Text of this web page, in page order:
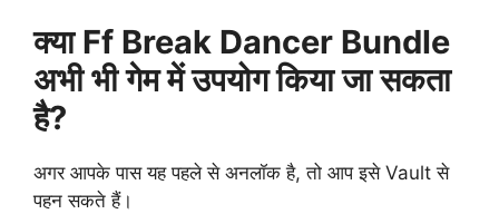
क्या Ff Break Dancer Bundle
अभी भी गेम में उपयोग किया जा सकता
है?
अगर आपके पास यह पहले से अनलॉक है, तो आप इसे Vault से
पहन सकते हैं।